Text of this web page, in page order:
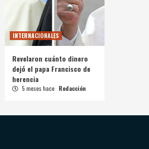
INTERNACIONALES
Revelaron cuánto dinero
dejó el papa Francisco de
herencia
5 meses hace Redacción